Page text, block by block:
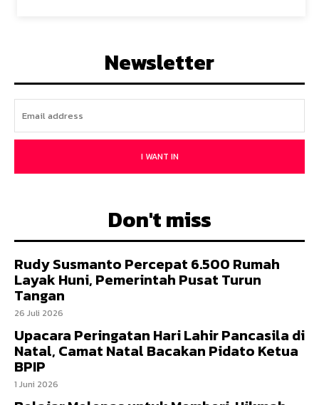
Newsletter
I WANT IN
Don't miss
Rudy Susmanto Percepat 6.500 Rumah
Layak Huni, Pemerintah Pusat Turun
Tangan
26 Juli 2026
Upacara Peringatan Hari Lahir Pancasila di
Natal, Camat Natal Bacakan Pidato Ketua
BPIP
1 Juni 2026